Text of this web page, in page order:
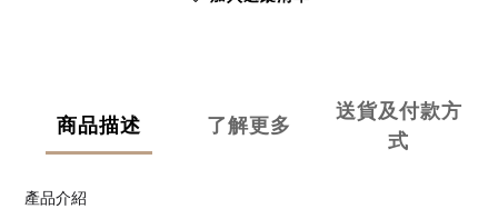
商品描述 了解更多
送貨及付款方
式
產品介紹